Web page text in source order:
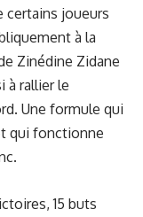
certains joueurs
à la
Zinédine Zidane
à rallier le
Une formule qui
qui fonctionne
15 buts